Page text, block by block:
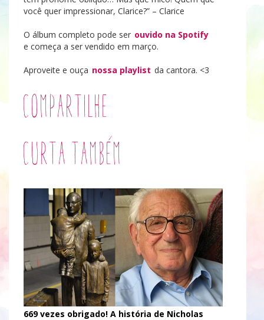
você quer impressionar, Clarice?” – Clarice
O álbum completo pode ser ouvido na Spotify
e começa a ser vendido em março.
Aproveite e ouça nossa playlist da cantora. <3
Compartilhe
Curta também
669 vezes obrigado! A história de Nicholas